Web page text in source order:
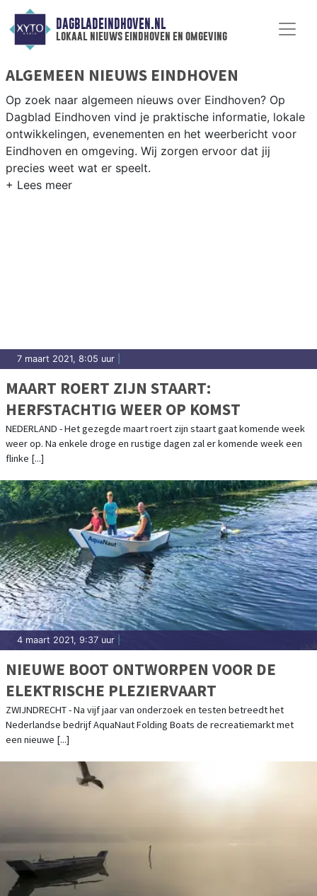
DAGBLADEINDHOVEN.NL
lokaal nieuws eindhoven en omgeving
ALGEMEEN NIEUWS EINDHOVEN
Op zoek naar algemeen nieuws over Eindhoven? Op
Dagblad Eindhoven vind je praktische informatie, lokale
ontwikkelingen, evenementen en het weerbericht voor
Eindhoven en omgeving. Wij zorgen ervoor dat jij
precies weet wat er speelt.
7 maart 2021, 8:05 uur
MAART ROERT ZIJN STAART:
HERFSTACHTIG WEER OP KOMST
NEDERLAND - Het gezegde maart roert zijn staart gaat komende week
weer op. Na enkele droge en rustige dagen zal er komende week een
flinke [...]
4 maart 2021, 9:37 uur
NIEUWE BOOT ONTWORPEN VOOR DE
ELEKTRISCHE PLEZIERVAART
ZWIJNDRECHT - Na vijf jaar van onderzoek en testen betreedt het
Nederlandse bedrijf AquaNaut Folding Boats de recreatiemarkt met
een nieuwe [...]